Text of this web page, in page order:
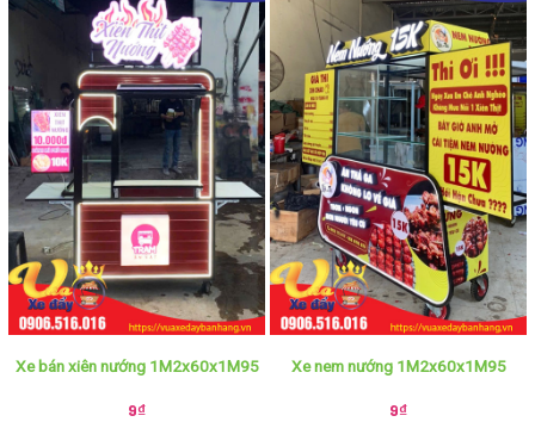
Xe bán xiên nướng 1M2x60x1M95
9₫
Xe nem nướng 1M2x60x1M95
9₫